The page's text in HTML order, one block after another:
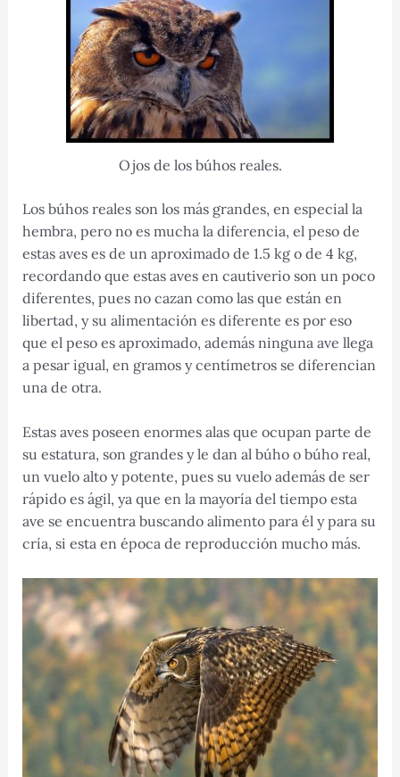
Ojos de los búhos reales.
Los búhos reales son los más grandes, en especial la
hembra, pero no es mucha la diferencia, el peso de
estas aves es de un aproximado de 1.5 kg o de 4 kg,
recordando que estas aves en cautiverio son un poco
diferentes, pues no cazan como las que están en
libertad, y su alimentación es diferente es por eso
que el peso es aproximado, además ninguna ave llega
a pesar igual, en gramos y centímetros se diferencian
una de otra.
Estas aves poseen enormes alas que ocupan parte de
su estatura, son grandes y le dan al búho o búho real,
un vuelo alto y potente, pues su vuelo además de ser
rápido es ágil, ya que en la mayoría del tiempo esta
ave se encuentra buscando alimento para él y para su
cría, si esta en época de reproducción mucho más.